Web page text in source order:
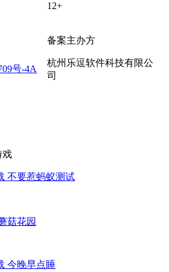
12+
号-4A
备案主办方
杭州乐逗软件科技有限公
司
戏
不要惹蚂蚁测试
菇花园
今晚早点睡